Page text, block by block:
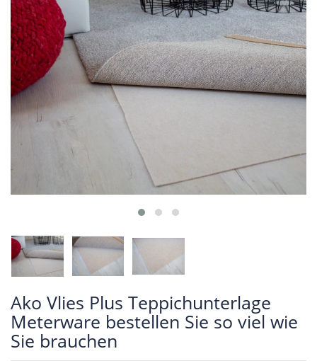
Ako Vlies Plus Teppichunterlage
Meterware bestellen Sie so viel wie
Sie brauchen